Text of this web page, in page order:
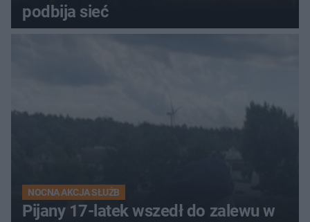
podbija sieć
NOCNA AKCJA SŁUŻB
Pijany 17-latek wszedł do zalewu w